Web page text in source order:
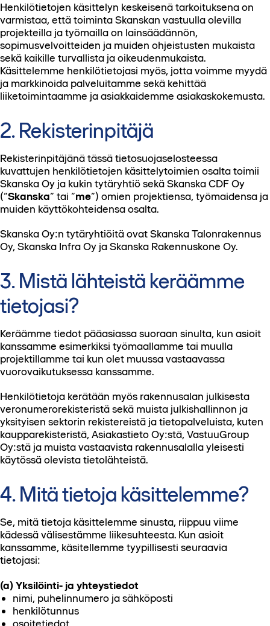
Henkilötietojen käsittelyn keskeisenä tarkoituksena on
varmistaa, että toiminta Skanskan vastuulla olevilla
projekteilla ja työmailla on lainsäädännön,
sopimusvelvoitteiden ja muiden ohjeistusten mukaista
sekä kaikille turvallista ja oikeudenmukaista.
Käsittelemme henkilötietojasi myös, jotta voimme myydä
ja markkinoida palveluitamme sekä kehittää
liiketoimintaamme ja asiakkaidemme asiakaskokemusta.
2. Rekisterinpitäjä
Rekisterinpitäjänä tässä tietosuojaselosteessa
kuvattujen henkilötietojen käsittelytoimien osalta toimii
Skanska Oy ja kukin tytäryhtiö sekä Skanska CDF Oy
(“Skanska” tai “me”) omien projektiensa, työmaidensa ja
muiden käyttökohteidensa osalta.
Skanska Oy:n tytäryhtiöitä ovat Skanska Talonrakennus
Oy, Skanska Infra Oy ja Skanska Rakennuskone Oy.
3. Mistä lähteistä keräämme
tietojasi?
Keräämme tiedot pääasiassa suoraan sinulta, kun asioit
kanssamme esimerkiksi työmaallamme tai muulla
projektillamme tai kun olet muussa vastaavassa
vuorovaikutuksessa kanssamme.
Henkilötietoja kerätään myös rakennusalan julkisesta
veronumerorekisteristä sekä muista julkishallinnon ja
yksityisen sektorin rekistereistä ja tietopalveluista, kuten
kaupparekisteristä, Asiakastieto Oy:stä, VastuuGroup
Oy:stä ja muista vastaavista rakennusalalla yleisesti
käytössä olevista tietolähteistä.
4. Mitä tietoja käsittelemme?
Se, mitä tietoja käsittelemme sinusta, riippuu viime
kädessä välisestämme liikesuhteesta. Kun asioit
kanssamme, käsitellemme tyypillisesti seuraavia
tietojasi:
(a) Yksilöinti- ja yhteystiedot
nimi, puhelinnumero ja sähköposti
henkilötunnus